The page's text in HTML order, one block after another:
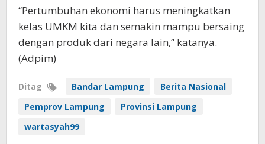
“Pertumbuhan ekonomi harus meningkatkan
kelas UMKM kita dan semakin mampu bersaing
dengan produk dari negara lain,” katanya.
(Adpim)
Ditag Bandar Lampung
Berita Nasional
Pemprov Lampung
Provinsi Lampung
wartasyah99